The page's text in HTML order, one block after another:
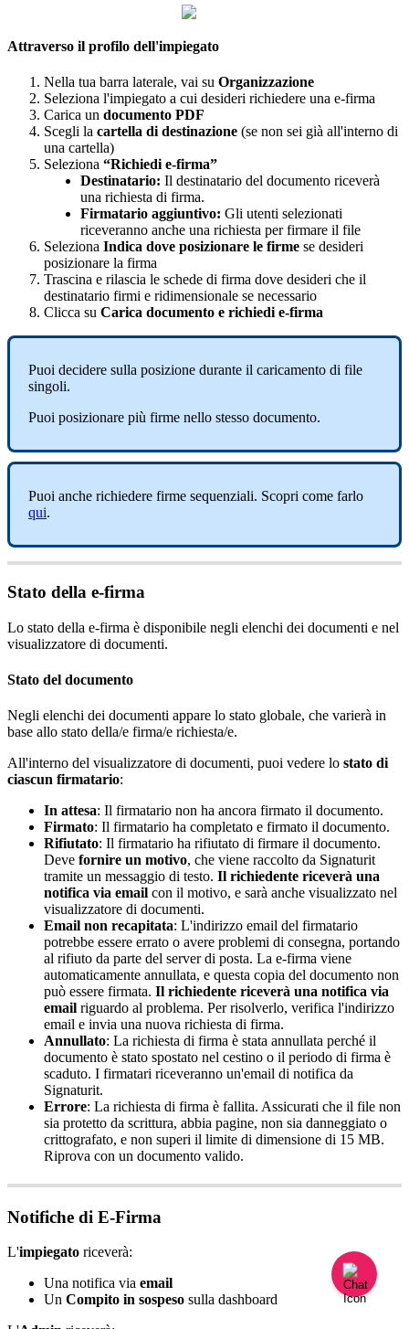
Attraverso il profilo dell'impiegato
Nella tua barra laterale, vai su Organizzazione
Seleziona l'impiegato a cui desideri richiedere una e-firma
Carica un documento PDF
Scegli la cartella di destinazione (se non sei già all'interno di
una cartella)
Seleziona “Richiedi e-firma”
Destinatario: Il destinatario del documento riceverà
una richiesta di firma.
Firmatario aggiuntivo: Gli utenti selezionati
riceveranno anche una richiesta per firmare il file
Seleziona Indica dove posizionare le firme se desideri
posizionare la firma
Trascina e rilascia le schede di firma dove desideri che il
destinatario firmi e ridimensionale se necessario
Clicca su Carica documento e richiedi e-firma
Puoi decidere sulla posizione durante il caricamento di file
singoli.
Puoi posizionare più firme nello stesso documento.
Puoi anche richiedere firme sequenziali. Scopri come farlo
qui.
Stato della e-firma
Lo stato della e-firma è disponibile negli elenchi dei documenti e nel
visualizzatore di documenti.
Stato del documento
Negli elenchi dei documenti appare lo stato globale, che varierà in
base allo stato della/e firma/e richiesta/e.
All'interno del visualizzatore di documenti, puoi vedere lo stato di
ciascun firmatario:
In attesa: Il firmatario non ha ancora firmato il documento.
Firmato: Il firmatario ha completato e firmato il documento.
Rifiutato: Il firmatario ha rifiutato di firmare il documento.
Deve fornire un motivo, che viene raccolto da Signaturit
tramite un messaggio di testo. Il richiedente riceverà una
notifica via email con il motivo, e sarà anche visualizzato nel
visualizzatore di documenti.
Email non recapitata: L'indirizzo email del firmatario
potrebbe essere errato o avere problemi di consegna, portando
al rifiuto da parte del server di posta. La e-firma viene
automaticamente annullata, e questa copia del documento non
può essere firmata. Il richiedente riceverà una notifica via
email riguardo al problema. Per risolverlo, verifica l'indirizzo
email e invia una nuova richiesta di firma.
Annullato: La richiesta di firma è stata annullata perché il
documento è stato spostato nel cestino o il periodo di firma è
scaduto. I firmatari riceveranno un'email di notifica da
Signaturit.
Errore: La richiesta di firma è fallita. Assicurati che il file non
sia protetto da scrittura, abbia pagine, non sia danneggiato o
crittografato, e non superi il limite di dimensione di 15 MB.
Riprova con un documento valido.
Notifiche di E-Firma
L'impiegato riceverà:
Una notifica via email
Un Compito in sospeso sulla dashboard